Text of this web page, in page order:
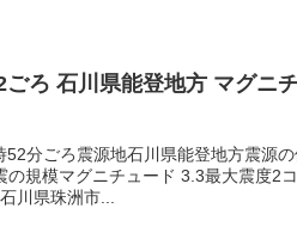
ろ 石川県能登地方 マグニ
分ごろ震源地石川県能登地方震源
規模マグニチュード 3.3最大震度2
川県珠洲市...